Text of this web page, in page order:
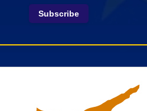
Subscribe